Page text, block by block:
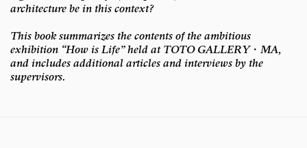
architecture be in this context?
This book summarizes the contents of the ambitious
exhibition “How is Life” held at TOTO GALLERY・MA,
and includes additional articles and interviews by the
supervisors.